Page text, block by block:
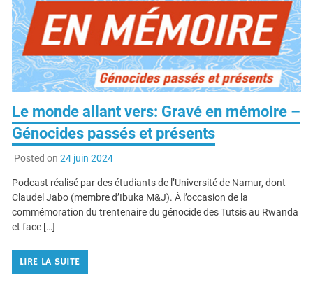
Le monde allant vers: Gravé en mémoire –
Posted on24 juin 2024
Podcast réalisé par des étudiants de l’Université de Namur, dont
commémoration du trentenaire du génocide des Tutsis au Rwanda
et face […]